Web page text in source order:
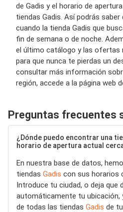
de Gadis y el horario de
tiendas Gadis. Así podrás
cuando la tienda Gadis que
fin de semana o de noche.
el último catálogo y las ofertas
para que nunca te pierdas un
consultar más información
región, accede a la página web
Preguntas frecuentes
¿Dónde puedo encontrar una
horario de apertura actual
En nuestra base de datos,
tiendas Gadis con sus horarios
Introduce tu ciudad, o deja que
automáticamente tu ubicación,
de todas las tiendas Gadis de